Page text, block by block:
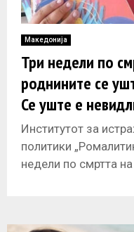
M
E
N
U
Македонија
Три недели по
роднините се
Се уште е
Институтот за
политики
недели по смртта